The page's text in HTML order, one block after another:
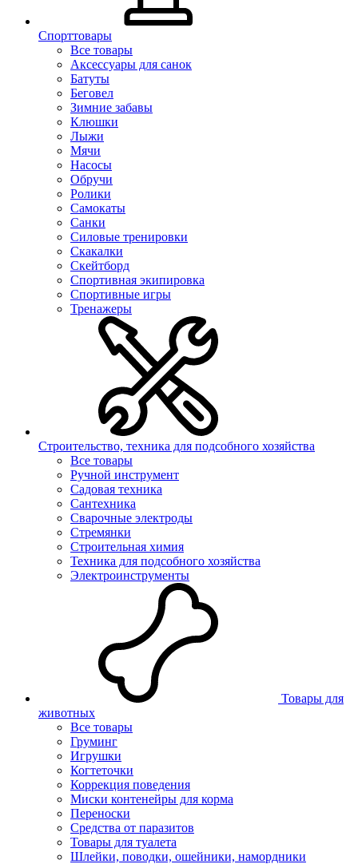
Спорттовары
Все товары
Аксессуары для санок
Батуты
Беговел
Зимние забавы
Клюшки
Лыжи
Мячи
Насосы
Обручи
Ролики
Самокаты
Санки
Силовые тренировки
Скакалки
Скейтборд
Спортивная экипировка
Спортивные игры
Тренажеры
Строительство, техника для подсобного хозяйства
Все товары
Ручной инструмент
Садовая техника
Сантехника
Сварочные электроды
Стремянки
Строительная химия
Техника для подсобного хозяйства
Электроинструменты
Товары для
животных
Все товары
Груминг
Игрушки
Когтеточки
Коррекция поведения
Миски контенейры для корма
Переноски
Средства от паразитов
Товары для туалета
Шлейки, поводки, ошейники, намордники